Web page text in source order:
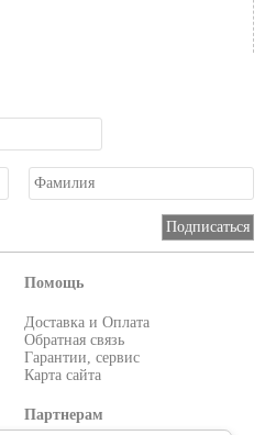
Помощь
Доставка и Оплата
Обратная связь
Гарантии, сервис
Карта сайта
Партнерам